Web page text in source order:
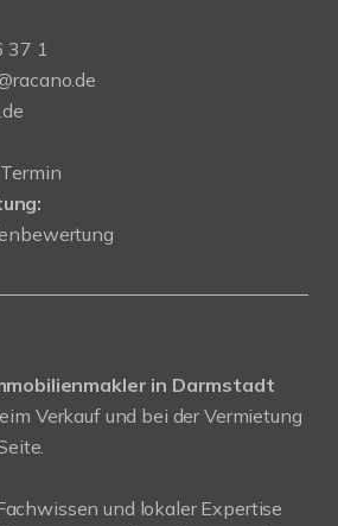
37 1
in Darmstadt
Verkauf und bei der Vermietung
und lokaler Expertise